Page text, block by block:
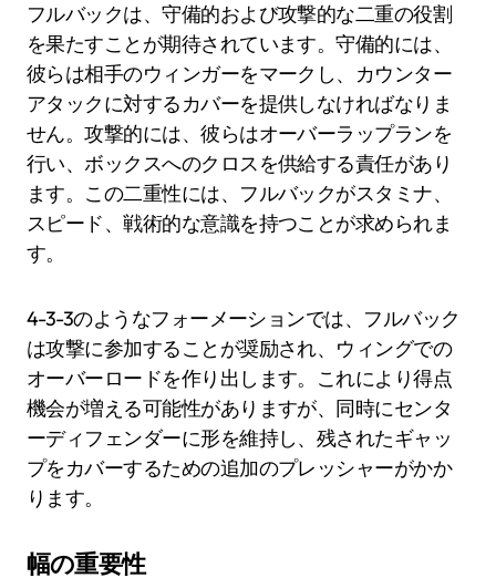
フルバックは、守備的および攻撃的な二重の役割
を果たすことが期待されています。守備的には、
彼らは相手のウィンガーをマークし、カウンター
アタックに対するカバーを提供しなければなりま
せん。攻撃的には、彼らはオーバーラップランを
行い、ボックスへのクロスを供給する責任があり
ます。この二重性には、フルバックがスタミナ、
スピード、戦術的な意識を持つことが求められま
す。
4-3-3のようなフォーメーションでは、フルバック
は攻撃に参加することが奨励され、ウィングでの
オーバーロードを作り出します。これにより得点
機会が増える可能性がありますが、同時にセンタ
ーディフェンダーに形を維持し、残されたギャッ
プをカバーするための追加のプレッシャーがかか
ります。
幅の重要性